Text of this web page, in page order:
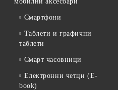
Смартфони
Таблети и графични
таблети
Смарт часовници
Електронни четци (E-
book)